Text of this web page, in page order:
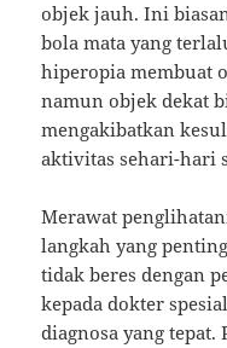
objek jauh. Ini
bola mata yang
hiperopia membuat
namun objek dekat
mengakibatkan
aktivitas sehari-hari
Merawat
langkah yang
tidak beres dengan
kepada dokter
diagnosa yang tepat.